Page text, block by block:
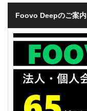
Foovo Deepのご案内